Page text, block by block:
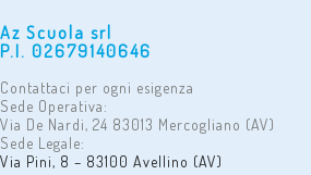
Az Scuola srl
P.I. 02679140646
Contattaci per ogni esigenza
Sede Operativa:
Via De Nardi, 24 83013 Mercogliano (AV)
Sede Legale:
Via Pini, 8 – 83100 Avellino (AV)